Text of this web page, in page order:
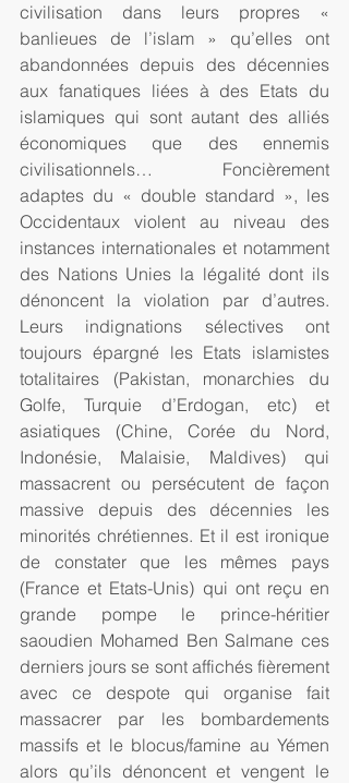
civilisation dans leurs propres «
banlieues de l’islam » qu’elles ont
abandonnées depuis des décennies
aux fanatiques liées à des Etats du
islamiques qui sont autant des alliés
économiques que des ennemis
civilisationnels… Foncièrement
adaptes du « double standard », les
Occidentaux violent au niveau des
instances internationales et notamment
des Nations Unies la légalité dont ils
dénoncent la violation par d’autres.
Leurs indignations sélectives ont
toujours épargné les Etats islamistes
totalitaires (Pakistan, monarchies du
Golfe, Turquie d’Erdogan, etc) et
asiatiques (Chine, Corée du Nord,
Indonésie, Malaisie, Maldives) qui
massacrent ou persécutent de façon
massive depuis des décennies les
minorités chrétiennes. Et il est ironique
de constater que les mêmes pays
(France et Etats-Unis) qui ont reçu en
grande pompe le prince-héritier
saoudien Mohamed Ben Salmane ces
derniers jours se sont affichés fièrement
avec ce despote qui organise fait
massacrer par les bombardements
massifs et le blocus/famine au Yémen
alors qu’ils dénoncent et vengent le